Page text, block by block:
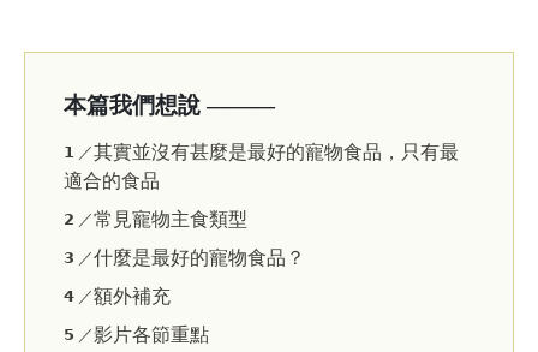
本篇我們想說 ———
𝟭 ／其實並沒有甚麼是最好的寵物食品，只有最
適合的食品
𝟮 ／常見寵物主食類型
𝟯 ／什麼是最好的寵物食品？
𝟰 ／額外補充
𝟱 ／影片各節重點